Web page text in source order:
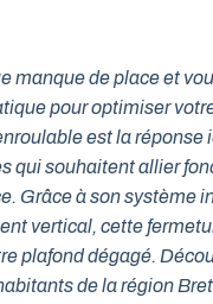
manque de place et
pour optimiser
est la réponse
qui souhaitent allier
Grâce à son système
vertical, cette
plafond dégagé.
de la région